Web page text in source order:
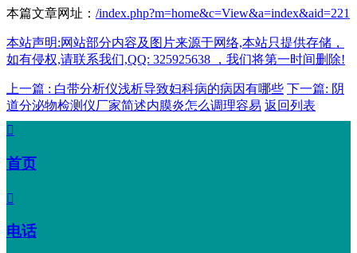
本篇文章网址： /index.php?m=home&c=View&a=index&aid=221
本站声明:网站部分内容及图片来源于网络,本站只提供存储，
如有侵权,请联系我们,QQ: 325925638 ，我们将第一时间删除!
上一篇 : 白带分析仪浅析导致妇科病的病因有哪些 下一篇: 阴
道分泌物检测仪厂家简述内膜炎怎么调理容易 返回列表

首页

电话